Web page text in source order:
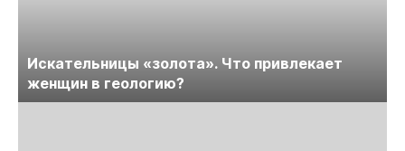
Искательницы «золота». Что привлекает
женщин в геологию?